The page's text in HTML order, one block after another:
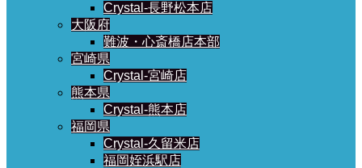
Crystal-長野松本店
大阪府
難波・心斎橋店本部
宮崎県
Crystal-宮崎店
熊本県
Crystal-熊本店
福岡県
Crystal-久留米店
福岡姪浜駅店